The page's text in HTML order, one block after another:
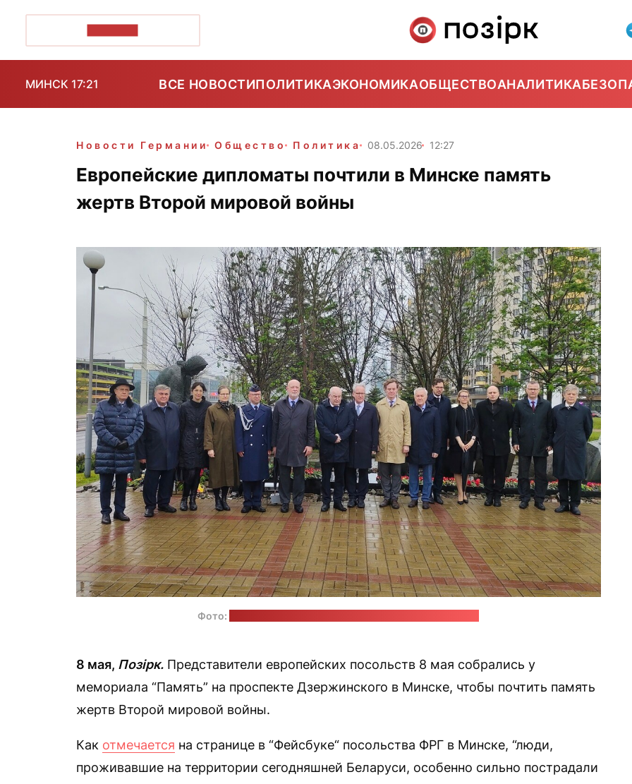
МИНСК 17:21 ВСЕ НОВОСТИПОЛИТИКАЭКОНОМИКАОБЩЕСТВОАНАЛИТИКА
Новости Германии Общество Политика 08.05.2026 12:27
Европейские дипломаты почтили в Минске память
жертв Второй мировой войны
Фото:
8 мая, Позірк. Представители европейских посольств 8 мая собрались у
мемориала “Память” на проспекте Дзержинского в Минске, чтобы почтить память
жертв Второй мировой войны.
Как отмечается на странице в “Фейсбуке“ посольства ФРГ в Минске, “люди,
проживавшие на территории сегодняшней Беларуси, особенно сильно пострадали